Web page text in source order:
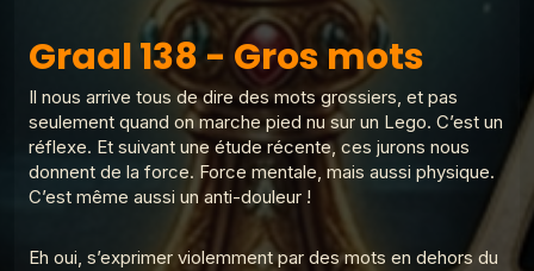
Les réponses du
Graal
Graal 137 - Place de la
Les réponses du Graal
Graal 136 - Je suis
fatigué
Graal 138 - Gros mots
Les réponses du Graal
2
Graal 99 - Tromper 'légalement' ?
Les réponses du Graal
3
Graal 98 - Adèle H ?
Les réponses du Graal
Graal 97 - La croix de prunier ?
Les réponses du Graal
Graal 138 - Gros mots
Il nous arrive tous de dire des mots grossiers, et pas
seulement quand on marche pied nu sur un Lego. C’est un
réflexe. Et suivant une étude récente, ces jurons nous
donnent de la force. Force mentale, mais aussi physique.
C’est même aussi un anti-douleur !
Eh oui, s’exprimer violemment par des mots en dehors du